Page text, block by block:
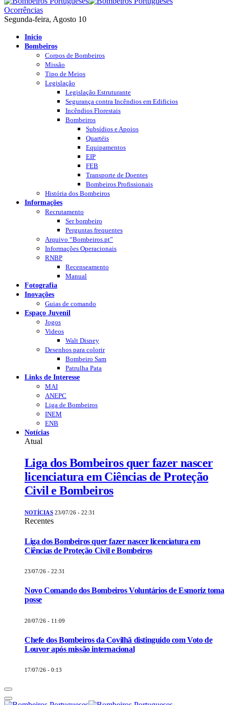
Ocorrências
Segunda-feira, Agosto 10
Início
Bombeiros
Corpos de Bombeiros
Missão
Tipo de Meios
Legislação
Legislação Estruturante
Segurança contra Incêndios em Edificios
Incêndios Florestais
Bombeiros
Subsídios e Apoios
Quartéis
Equipamentos
EIP
FEB
Transporte de Doentes
Bombeiros Profissionais
História dos Bombeiros
Informações
Recrutamento
Ser bombeiro
Perguntas frequentes
Arquivo “Bombeiros.pt”
Informações Operacionais
RNBP
Recenseamento
Manual
Fotografia
Inovações
Guias de comando
Espaço Juvenil
Jogos
Videos
Walt Disney
Desenhos para colorir
Bombeiro Sam
Patrulha Pata
Links de Interesse
MAI
ANEPC
Liga de Bombeiros
INEM
ENB
Notícias
Atual
Liga dos Bombeiros quer fazer nascer
licenciatura em Ciências de Proteção
Civil e Bombeiros
NOTÍCIAS 23/07/26 - 22:31
Recentes
Liga dos Bombeiros quer fazer nascer licenciatura em
Ciências de Proteção Civil e Bombeiros
23/07/26 - 22:31
Novo Comando dos Bombeiros Voluntários de Esmoriz toma
posse
20/07/26 - 11:09
Chefe dos Bombeiros da Covilhã distinguido com Voto de
Louvor após missão internacional
17/07/26 - 0:13